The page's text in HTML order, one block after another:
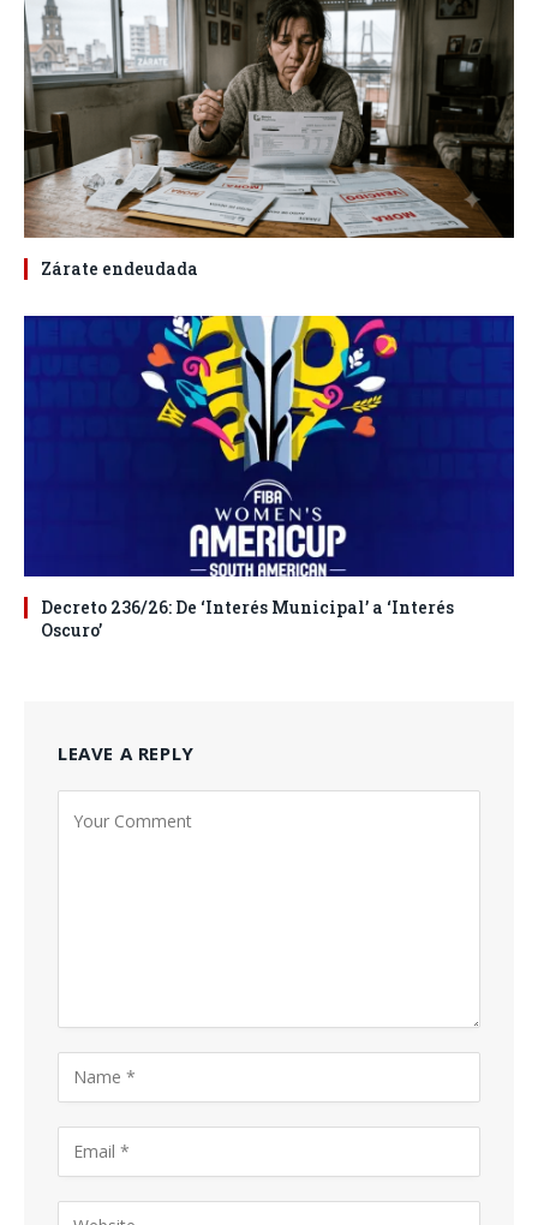
Zárate endeudada
Decreto 236/26: De ‘Interés Municipal’ a ‘Interés
Oscuro’
LEAVE A REPLY